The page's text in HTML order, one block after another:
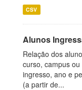
CSV
Alunos
Relação dos
curso, campus
ingresso, ano e
(a partir de...